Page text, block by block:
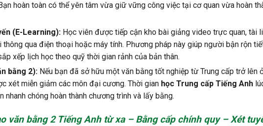
hoàn toàn có thể yên tâm vừa giữ vững công việc tại cơ quan vừa hoàn
(E-Learning):Học viên được tiếp cận kho bài giảng video trực quan, tài
qua điện thoại hoặc máy tính. Phương pháp này giúp người bận rộn
xếp lịch học theo quỹ thời gian rảnh của bản thân.
bằng 2):Nếu bạn đã sở hữu một văn bằng tốt nghiệp từ Trung cấp trở lên
xét miễn giảm các môn đại cương. Thời gian học Trung cấp Tiếng Anh
nhanh chóng hoàn thành chương trình và lấy bằng.
văn bằng 2 Tiếng Anh từ xa – Bằng cấp chính quy – Xét